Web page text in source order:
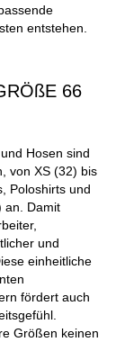
entstehen.
66
Hosen sind
von XS (32) bis
Poloshirts und
an. Damit
und
einheitliche
fördert auch
Größen keinen